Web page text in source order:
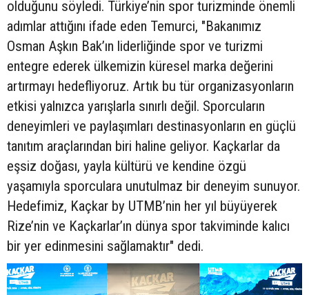
olduğunu söyledi. Türkiye’nin spor turizminde önemli
adımlar attığını ifade eden Temurci, "Bakanımız
Osman Aşkın Bak’ın liderliğinde spor ve turizmi
entegre ederek ülkemizin küresel marka değerini
artırmayı hedefliyoruz. Artık bu tür organizasyonların
etkisi yalnızca yarışlarla sınırlı değil. Sporcuların
deneyimleri ve paylaşımları destinasyonların en güçlü
tanıtım araçlarından biri haline geliyor. Kaçkarlar da
eşsiz doğası, yayla kültürü ve kendine özgü
yaşamıyla sporculara unutulmaz bir deneyim sunuyor.
Hedefimiz, Kaçkar by UTMB’nin her yıl büyüyerek
Rize’nin ve Kaçkarlar’ın dünya spor takviminde kalıcı
bir yer edinmesini sağlamaktır" dedi.